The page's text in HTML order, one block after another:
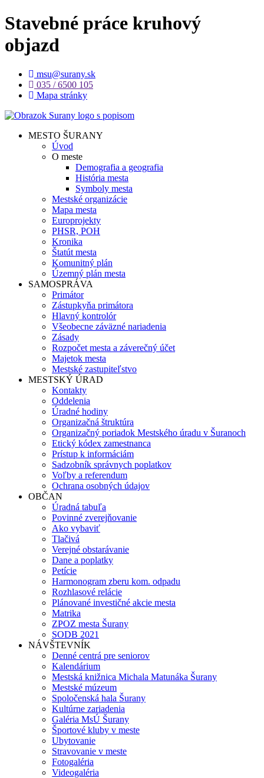
Stavebné práce kruhový
objazd
msu@surany.sk
035 / 6500 105
Mapa stránky
MESTO ŠURANY
Úvod
O meste
Demografia a geografia
História mesta
Symboly mesta
Mestské organizácie
Mapa mesta
Europrojekty
PHSR, POH
Kronika
Štatút mesta
Komunitný plán
Územný plán mesta
SAMOSPRÁVA
Primátor
Zástupkyňa primátora
Hlavný kontrolór
Všeobecne záväzné nariadenia
Zásady
Rozpočet mesta a záverečný účet
Majetok mesta
Mestské zastupiteľstvo
MESTSKÝ ÚRAD
Kontakty
Oddelenia
Úradné hodiny
Organizačná štruktúra
Organizačný poriadok Mestského úradu v Šuranoch
Etický kódex zamestnanca
Prístup k informáciám
Sadzobník správnych poplatkov
Voľby a referendum
Ochrana osobných údajov
OBČAN
Úradná tabuľa
Povinné zverejňovanie
Ako vybaviť
Tlačivá
Verejné obstarávanie
Dane a poplatky
Petície
Harmonogram zberu kom. odpadu
Rozhlasové relácie
Plánované investičné akcie mesta
Matrika
ZPOZ mesta Šurany
SODB 2021
NÁVŠTEVNÍK
Denné centrá pre seniorov
Kalendárium
Mestská knižnica Michala Matunáka Šurany
Mestské múzeum
Spoločenská hala Šurany
Kultúrne zariadenia
Galéria MsÚ Šurany
Športové kluby v meste
Ubytovanie
Stravovanie v meste
Fotogaléria
Videogaléria